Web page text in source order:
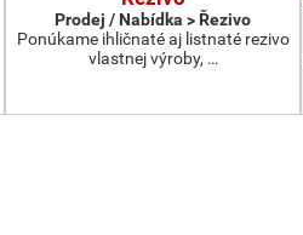
Prodej / Nabídka > Řezivo
Ponúkame ihličnaté aj listnaté rezivo
vlastnej výroby, …